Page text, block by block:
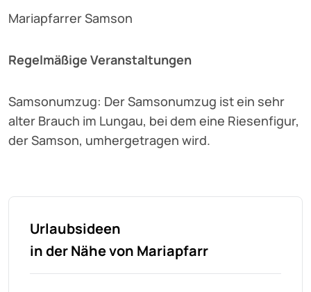
Mariapfarrer Samson
Regelmäßige Veranstaltungen
Samsonumzug: Der Samsonumzug ist ein sehr
alter Brauch im Lungau, bei dem eine Riesenfigur,
der Samson, umhergetragen wird.
Urlaubsideen
in der Nähe von Mariapfarr